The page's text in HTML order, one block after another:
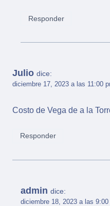
Responder
Julio dice:
diciembre 17, 2023 a las 11:00
Costo de Vega de a la
Responder
admin dice:
diciembre 18, 2023 a las 9:00